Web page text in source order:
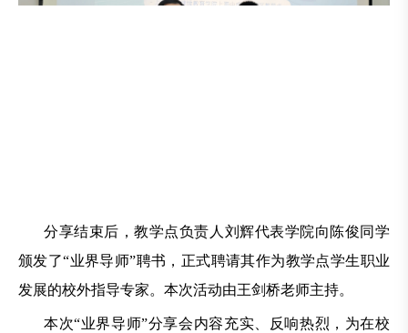
分享结束后，教学点负责人刘辉代表学院向陈俊同学
颁发了“业界导师”聘书，正式聘请其作为教学点学生职业
发展的校外指导专家。本次活动由王剑桥老师主持。
本次“业界导师”分享会内容充实、反响热烈，为在校